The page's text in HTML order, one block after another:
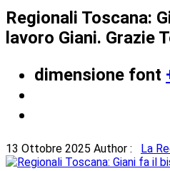
Regionali Toscana:
lavoro Giani. Grazie
dimensione font
13 Ottobre 2025 Author : La